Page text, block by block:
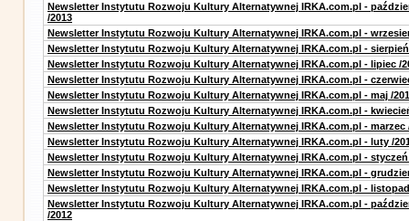
Newsletter Instytutu Rozwoju Kultury Alternatywnej IRKA.com.pl -
/2013
Newsletter Instytutu Rozwoju Kultury Alternatywnej IRKA.com.pl -
Newsletter Instytutu Rozwoju Kultury Alternatywnej IRKA.com.pl - sierpień
Newsletter Instytutu Rozwoju Kultury Alternatywnej IRKA.com.pl - lipiec /
Newsletter Instytutu Rozwoju Kultury Alternatywnej IRKA.com.pl -
Newsletter Instytutu Rozwoju Kultury Alternatywnej IRKA.com.pl - maj /
Newsletter Instytutu Rozwoju Kultury Alternatywnej IRKA.com.pl -
Newsletter Instytutu Rozwoju Kultury Alternatywnej IRKA.com.pl - marzec
Newsletter Instytutu Rozwoju Kultury Alternatywnej IRKA.com.pl - luty /
Newsletter Instytutu Rozwoju Kultury Alternatywnej IRKA.com.pl - styczeń
Newsletter Instytutu Rozwoju Kultury Alternatywnej IRKA.com.pl -
Newsletter Instytutu Rozwoju Kultury Alternatywnej IRKA.com.pl - listopad
Newsletter Instytutu Rozwoju Kultury Alternatywnej IRKA.com.pl -
/2012